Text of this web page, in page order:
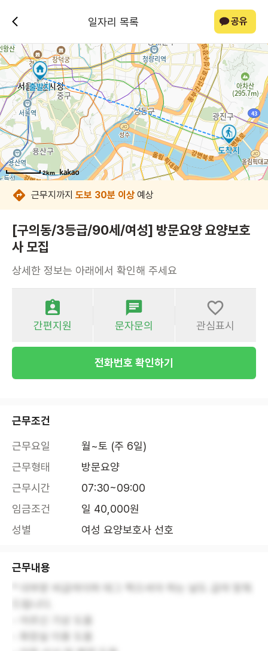
일자리 목록 공유
2km
2km
2km
2km
2km
2km
2km
2km
근무지까지 도보 30분 이상 예상
[구의동/3등급/90세/여성] 방문요양 요양보호
사 모집
상세한 정보는 아래에서 확인해 주세요
간편지원 문자문의 관심표시
전화번호 확인하기
근무조건
근무요일
월~토 (주 6일)
근무형태
방문요양
근무시간
07:30~09:00
임금조건
일 40,000원
성별
여성 요양보호사 선호
근무내용
* 대부분 비급여이며 태그 찍으셔야 하는 날도 급여 맞춰